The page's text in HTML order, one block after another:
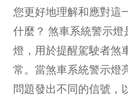
您更好地理解和應對這
什麼？ 煞車系統警示
燈，用於提醒駕駛者煞
常。當煞車系統警示燈
問題發出不同的信號，